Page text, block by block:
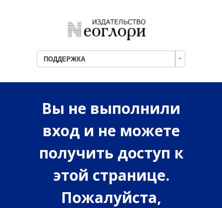
ПОДДЕРЖКА
Вы не выполнили
вход и не можете
получить доступ к
этой странице.
Пожалуйста,